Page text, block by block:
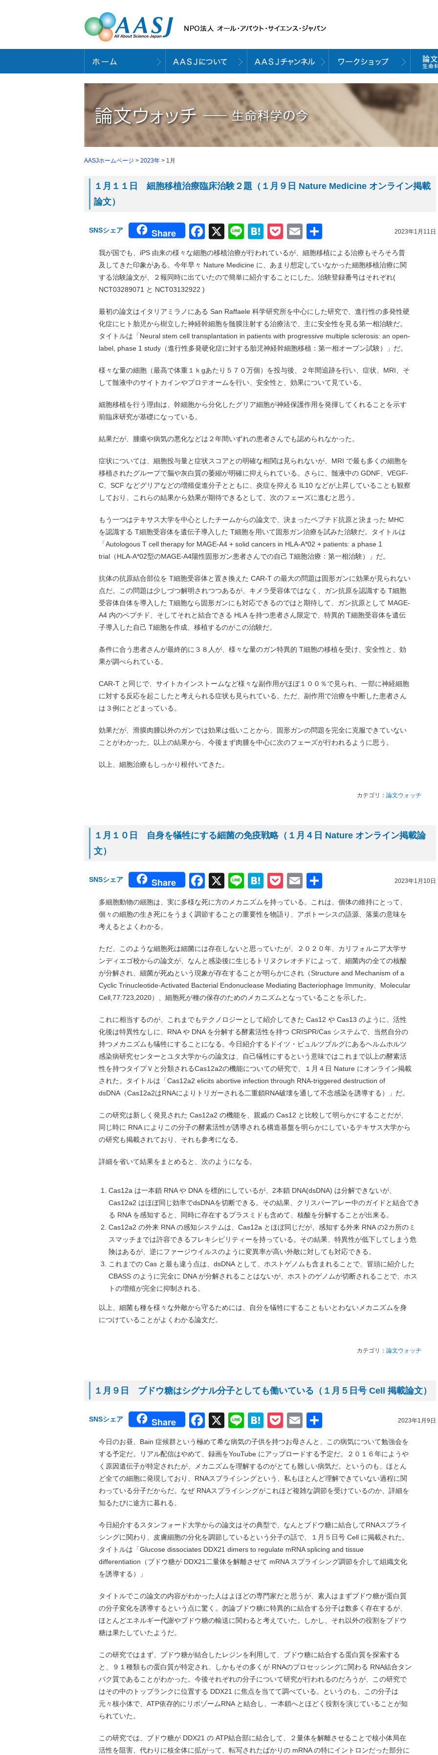
AASJホームページ > 2023年 > 1月
１月１１日 細胞移植治療臨床治験２題（１月９日 Nature Medicine オンライン掲載
論文）
2023年1月11日
SNSシェア Share Facebook
X LineHatena
Pocket
Email
有
我が国でも、iPS 由来の様々な細胞の移植治療が行われているが、細胞移植による治療もそろそろ普
及してきた印象がある。今年早々 Nature Medicine に、あまり想定していなかった細胞移植治療に関
する治験論文が、２報同時に出ていたので簡単に紹介することにした。治験登録番号はそれぞれ(
NCT03289071 と NCT03132922 )
最初の論文はイタリアミラノにある San Raffaele 科学研究所を中心にした研究で、進行性の多発性硬
化症にヒト胎児から樹立した神経幹細胞を髄膜注射する治療法で、主に安全性を見る第一相治験だ。
タイトルは「Neural stem cell transplantation in patients with progressive multiple sclerosis: an open-
label, phase 1 study（進行性多発硬化症に対する胎児神経幹細胞移植：第一相オープン試験）」だ。
様々な量の細胞（最高で体重１ｋgあたり５７０万個）を投与後、２年間追跡を行い、症状、MRI、そ
して髄液中のサイトカインやプロテオームを行い、安全性と、効果について見ている。
細胞移植を行う理由は、幹細胞から分化したグリア細胞が神経保護作用を発揮してくれることを示す
前臨床研究が基礎になっている。
結果だが、腫瘍や病気の悪化などは２年間いずれの患者さんでも認められなかった。
症状については、細胞投与量と症状スコアとの明確な相関は見られないが、MRI で最も多くの細胞を
移植されたグループで脳や灰白質の萎縮が明確に抑えられている。さらに、髄液中の GDNF、VEGF-
C、SCF などグリアなどの増殖促進分子とともに、炎症を抑える IL10 などが上昇していることも観察
しており、これらの結果から効果が期待できるとして、次のフェーズに進むと思う。
もう一つはテキサス大学を中心としたチームからの論文で、決まったペプチド抗原と決まった MHC
を認識する T細胞受容体を遺伝子導入した T細胞を用いて固形ガン治療を試みた治験だ。タイトルは
「Autologous T cell therapy for MAGE-A4 + solid cancers in HLA-A*02 + patients: a phase 1
trial（HLA-A*02型のMAGE-A4陽性固形ガン患者さんでの自己 T細胞治療：第一相治験）」だ。
抗体の抗原結合部位を T細胞受容体と置き換えた CAR-T の最大の問題は固形ガンに効果が見られない
点だ。この問題は少しづつ解明されつつあるが、キメラ受容体ではなく、ガン抗原を認識する T細胞
受容体自体を導入した T細胞なら固形ガンにも対応できるのではと期待して、ガン抗原として MAGE-
A4 内のペプチド、そしてそれと結合できる HLA を持つ患者さん限定で、特異的 T細胞受容体を遺伝
子導入した自己 T細胞を作成、移植するのがこの治験だ。
条件に合う患者さんが最終的に３８人が、様々な量のガン特異的 T細胞の移植を受け、安全性と、効
果が調べられている。
CAR-T と同じで、サイトカインストームなど様々な副作用がほぼ１００％で見られ、一部に神経細胞
に対する反応を起こしたと考えられる症状も見られている。ただ、副作用で治療を中断した患者さん
は３例にとどまっている。
効果だが、滑膜肉腫以外のガンでは効果は低いことから、固形ガンの問題を完全に克服できていない
ことがわかった。以上の結果から、今後まず肉腫を中心に次のフェーズが行われるように思う。
以上、細胞治療もしっかり根付いてきた。
カテゴリ： 論文ウォッチ
１月１０日 自身を犠牲にする細菌の免疫戦略（１月４日 Nature オンライン掲載論
文）
2023年1月10日
SNSシェア Share Facebook
X LineHatena
Pocket
Email
有
多細胞動物の細胞は、実に多様な死に方のメカニズムを持っている。これは、個体の維持にとって、
個々の細胞の生き死にをうまく調節することの重要性を物語り、アポトーシスの語源、落葉の意味を
考えるとよくわかる。
ただ、このような細胞死は細菌には存在しないと思っていたが、２０２０年、カリフォルニア大学サ
ンディエゴ校からの論文が、なんと感染後に生じるトリヌクレオチドによって、細菌内の全ての核酸
が分解され、細菌が死ぬという現象が存在することが明らかにされ（Structure and Mechanism of a
Cyclic Trinucleotide-Activated Bacterial Endonuclease Mediating Bacteriophage Immunity、Molecular
Cell,77:723,2020）、細胞死が種の保存のためのメカニズムとなっていることを示した。
これに相当するのが、これまでもテクノロジーとして紹介してきた Cas12 や Cas13 のように、活性
化後は特異性なしに、RNA や DNA を分解する酵素活性を持つ CRISPR/Cas システムで、当然自分の
持つメカニズムも犠牲にすることになる。今日紹介するドイツ・ビュルツブルグにあるヘルムホルツ
感染病研究センターとユタ大学からの論文は、自己犠牲にするという意味ではこれまで以上の酵素活
性を持つタイプＶと分類されるCas12a2の機能についての研究で、１月４日 Nature にオンライン掲載
された。タイトルは「Cas12a2 elicits abortive infection through RNA-triggered destruction of
dsDNA（Cas12a2はRNAによりトリガーされる二重鎖RNA破壊を通して不念感染を誘導する）」だ。
この研究は新しく発見された Cas12a2 の機能を、親戚の Cas12 と比較して明らかにすることだが、
同じ時に RNA によりこの分子の酵素活性が誘導される構造基盤を明らかにしているテキサス大学から
の研究も掲載されており、それも参考になる。
詳細を省いて結果をまとめると、次のようになる。
Cas12a は一本鎖 RNA や DNA を標的にしているが、2本鎖 DNA(dsDNA) は分解できないが、
Cas12a2 はほぼ同じ効率でdsDNAを切断できる。その結果、クリスパーアレー中のガイドと結合でき
る RNA を感知すると、同時に存在するプラスミドも含めて、核酸を分解することが出来る。
Cas12a2 の外来 RNA の感知システムは、Cas12a とほぼ同じだが、感知する外来 RNA の2カ所のミ
スマッチまでは許容できるフレキシビリティーを持っている。その結果、特異性が低下してしまう危
険はあるが、逆にファージウイルスのように変異率が高い外敵に対しても対応できる。
これまでの Cas と最も違う点は、dsDNA として、ホストゲノムも含まれることで、冒頭に紹介した
CBASS のように完全に DNA が分解されることはないが、ホストのゲノムが切断されることで、ホス
トの増殖が完全に抑制される。
以上、細菌も種を様々な外敵から守るためには、自分を犠牲にすることもいとわないメカニズムを身
につけていることがよくわかる論文だ。
カテゴリ： 論文ウォッチ
１月９日 ブドウ糖はシグナル分子としても働いている（１月５日号 Cell 掲載論文）
2023年1月9日
SNSシェア Share Facebook
X LineHatena
Pocket
Email
今日のお昼、Bain 症候群という極めて希な病気の子供を持つお母さんと、この病気について勉強会を
する予定だ。リアル配信はやめて、録画をYouTube にアップロードする予定だ。２０１６年にようや
く原因遺伝子が特定されたが、メカニズムを理解するのがとても難しい病気だ。というのも、ほとん
ど全ての細胞に発現しており、RNAスプライシングという、私もほとんど理解できていない過程に関
わっている分子だからだ。なぜ RNAスプライシングがこれほど複雑な調節を受けているのか、詳細を
知るたびに途方に暮れる。
今日紹介するスタンフォード大学からの論文はその典型で、なんとブドウ糖に結合してRNAスプライ
シングに関わり、皮膚細胞の分化を調節しているという分子の話で、１月５日号 Cell に掲載された。
タイトルは「Glucose dissociates DDX21 dimers to regulate mRNA splicing and tissue
differentiation（ブドウ糖が DDX21二量体を解離させて mRNA スプライシング調節を介して組織文化
を誘導する）」
タイトルでこの論文の内容がわかった人はよほどの専門家だと思うが、素人はまずブドウ糖が蛋白質
の分子変化を誘導するという点に驚く。勿論ブドウ糖に特異的に結合する分子は数多く存在するが、
ほとんどエネルギー代謝やブドウ糖の輸送に関わると考えていた。しかし、それ以外の役割をブドウ
糖は果たしていたようだ。
この研究ではまず、ブドウ糖が結合したレジンを利用して、ブドウ糖に結合する蛋白質を探索する
と、９１種類もの蛋白質が特定され、しかもその多くが RNAのプロセッシングに関わる RNA結合タン
パク質であることがわかった。今後それぞれの分子について研究が行われるのだろうが、この研究で
はその中のトップランクに位置する DDX21 に焦点を当てて調べている。というのも、この分子は
元々核小体で、ATP依存的にリボゾームRNA と結合し、一本鎖へとほどく役割を演じていることが知
られていた。
この研究では、ブドウ糖が DDX21 の ATP結合部に結合して、２量体を解離させることで核小体局在
活性を阻害、代わりに核全体に拡がって、転写されたばかりの mRNA の特にイントロンだった部分に